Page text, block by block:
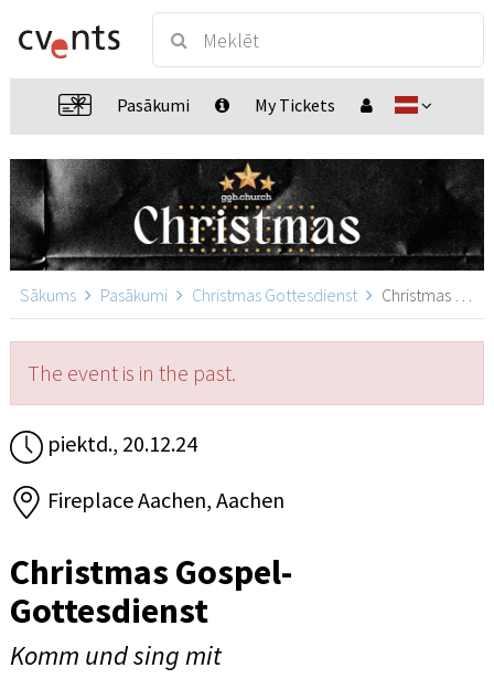
Pasākumi My Tickets
Sākums Pasākumi Christmas Gottesdienst Christmas Gospel-Gottesdienst, Aachen
The event is in the past.
piektd., 20.12.24
Fireplace Aachen, Aachen
Christmas Gospel-
Gottesdienst
Komm und sing mit